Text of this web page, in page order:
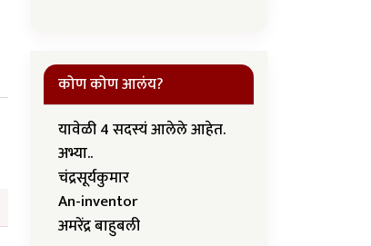
कोण कोण आलंय?
यावेळी 4 सदस्यं आलेले आहेत.
अभ्या..
चंद्रसूर्यकुमार
An-inventor
अमरेंद्र बाहुबली